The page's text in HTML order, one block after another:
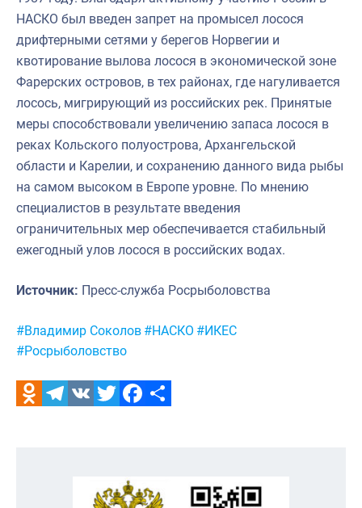
НАСКО был введен запрет на промысел лосося
дрифтерными сетями у берегов Норвегии и
квотирование вылова лосося в экономической зоне
Фарерских островов, в тех районах, где нагуливается
лосось, мигрирующий из российских рек. Принятые
меры способствовали увеличению запаса лосося в
реках Кольского полуострова, Архангельской
области и Карелии, и сохранению данного вида рыбы
на самом высоком в Европе уровне. По мнению
специалистов в результате введения
ограничительных мер обеспечивается стабильный
ежегодный улов лосося в российских водах.
Источник: Пресс-служба Росрыболовства
Метки:
#Владимир Соколов #НАСКО #ИКЕС
#Росрыболовство